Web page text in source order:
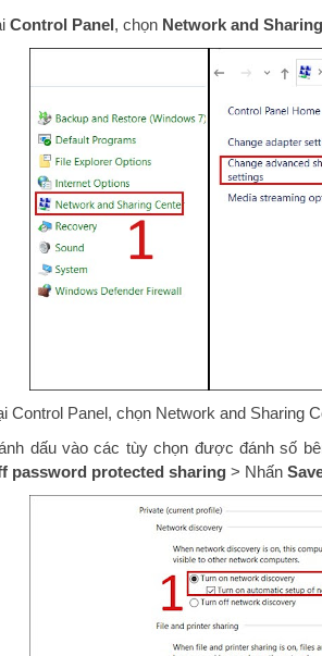
Control Panel, chọn Network and
Control Panel, chọn Network and Sharing
dấu vào các tùy chọn được đánh số
password protected sharing > Nhấn